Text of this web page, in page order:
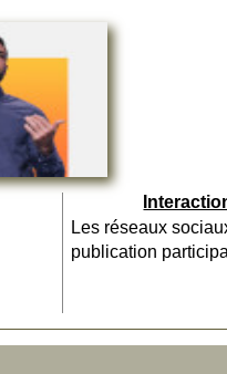
Les réseaux
publication